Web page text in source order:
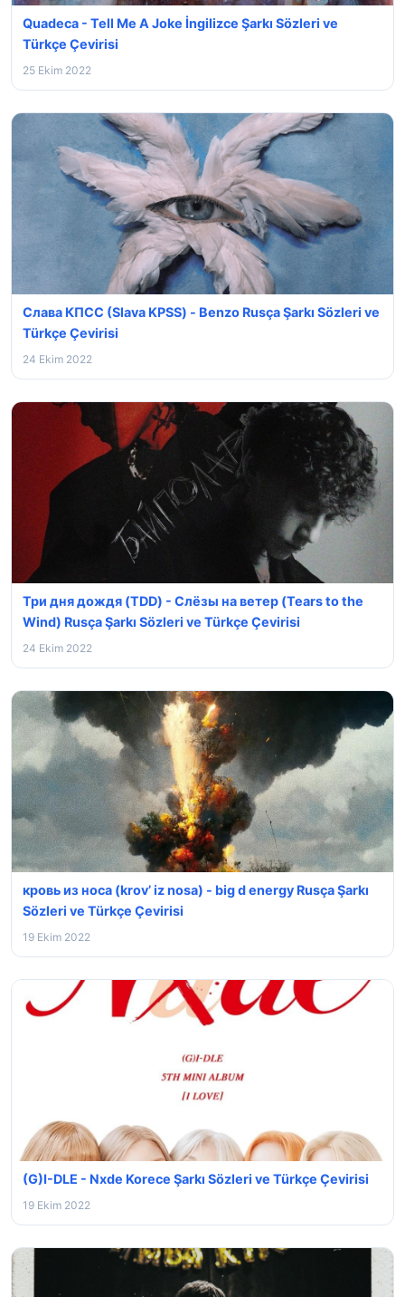
Quadeca - Tell Me A Joke İngilizce Şarkı Sözleri ve
Türkçe Çevirisi
25 Ekim 2022
Слава КПСС (Slava KPSS) - Benzo Rusça Şarkı Sözleri ve
Türkçe Çevirisi
24 Ekim 2022
Три дня дождя (TDD) - Слёзы на ветер (Tears to the
Wind) Rusça Şarkı Sözleri ve Türkçe Çevirisi
24 Ekim 2022
кровь из носа (krov’ iz nosa) - ⁣big d energy Rusça Şarkı
Sözleri ve Türkçe Çevirisi
19 Ekim 2022
(G)I-DLE - Nxde Korece Şarkı Sözleri ve Türkçe Çevirisi
19 Ekim 2022